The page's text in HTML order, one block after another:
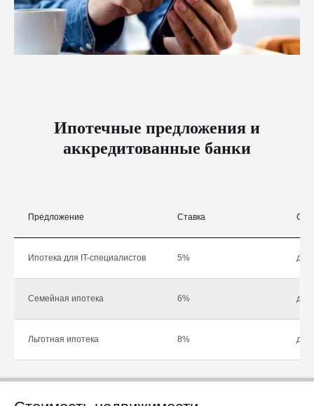
Ипотечные предложения и
аккредитованные банки
Предложение Ставка
Ипотека для IT-специалистов 5% до
Семейная ипотека 6% до
Льготная ипотека 8% до